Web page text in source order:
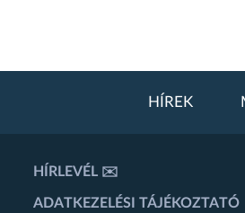
HÍREK
HÍRLEVÉL ✉️
ADATKEZELÉSI TÁJÉKOZTATÓ